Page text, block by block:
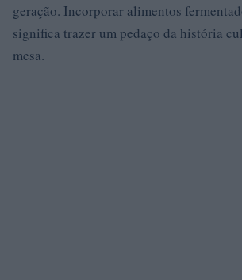
geração. Incorporar alimentos
significa trazer um pedaço da história
mesa.